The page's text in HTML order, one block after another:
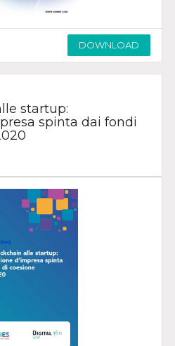
DOWNLOAD
startup:
spinta dai fondi